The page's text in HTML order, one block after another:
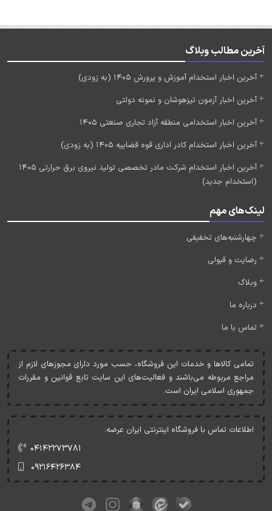
آخرین مطالب وبلاگ
آخرین اخبار استخدام آموزش و پرورش 1405 (به زودی)
آخرین اخبار آزمون تیزهوشان و نمونه دولتی
آخرین اخبار استخدامی منطقه آزاد تجاری صنعتی 1405
آخرین اخبار استخدام کادر اداری قوه قضاییه 1405 (به زودی)
آخرین اخبار استخدام شرکت مادر تخصصی تولید نیروی برق حرارتی 1405
(استخدام جدید)
لینک‌های مهم
چهارشنبه‌های تخفیفی
رضایت و قبولی
وبلاگ
درباره ما
تماس با ما
تمامی کالاها و خدمات اين فروشگاه، حسب مورد دارای مجوزهای لازم از
مراجع مربوطه می‌باشند و فعاليت‌های اين سايت تابع قوانين و مقررات
جمهوری اسلامی ايران است.
اطلاعات تماس با فروشگاه اینترنتی ایران عرضه:
۰۴۱۴۲۲۷۳۷۸۱
۰۹۲۱۶۴۲۶۳۸۴